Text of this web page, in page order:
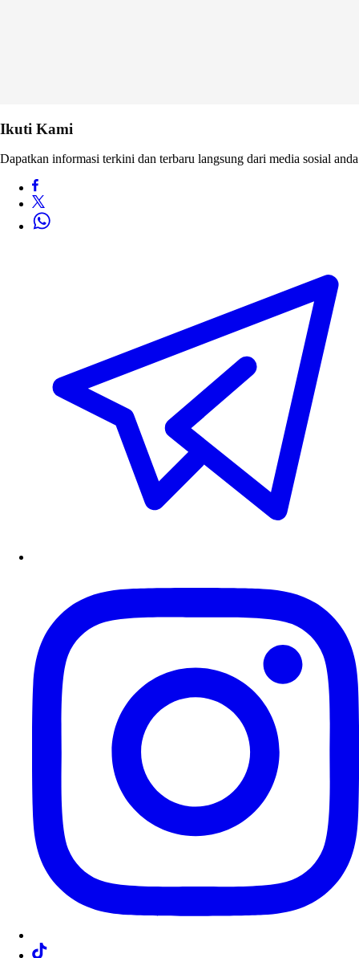
Ikuti Kami
Dapatkan informasi terkini dan terbaru langsung dari media sosial anda